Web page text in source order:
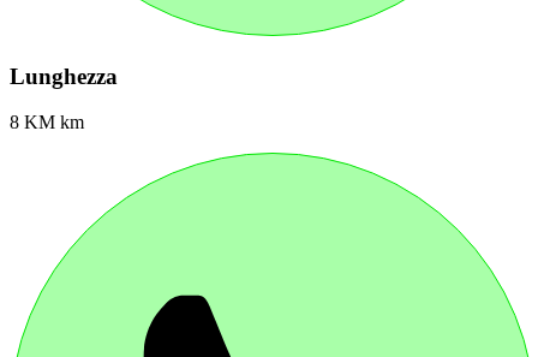
Lunghezza
8 KM km